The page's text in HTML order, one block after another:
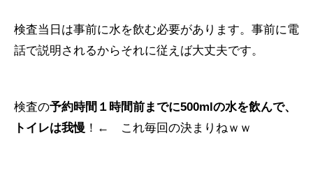
検査当日は事前に水を飲む必要があります。事前に電
話で説明されるからそれに従えば大丈夫です。
検査の予約時間１時間前までに500mlの水を飲んで、
トイレは我慢 ！← これ毎回の決まりねｗｗ